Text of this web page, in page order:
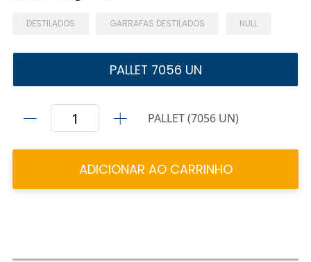
DESTILADOS GARRAFAS DESTILADOS NULL
PALLET 7056 UN
PALLET (7056 UN)
ADICIONAR AO CARRINHO